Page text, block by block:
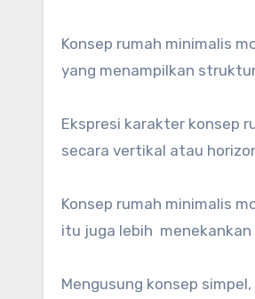
Konsep rumah minimalis
yang menampilkan
Ekspresi karakter konsep
secara vertikal atau
Konsep rumah minimalis
itu juga lebih menekankan
Mengusung konsep